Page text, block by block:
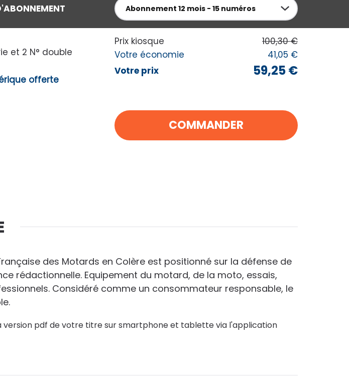
Abonnement 12 mois - 15 numéros
et 2 N° double
offerte
Prix kiosque
100,30 €
Votre économie
41,05 €
Votre prix
59,25 €
COMMANDER
des Motards en Colère est positionné sur la défense de
rédactionnelle. Equipement du motard, de la moto, essais,
Considéré comme un consommateur responsable, le
version pdf de votre titre sur smartphone et tablette via l'application